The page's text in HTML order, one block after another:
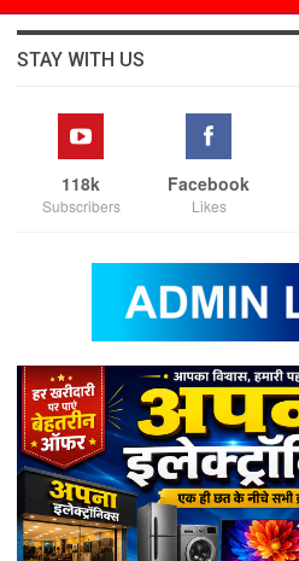
STAY WITH US
118k
Subscribers
Facebook
Likes